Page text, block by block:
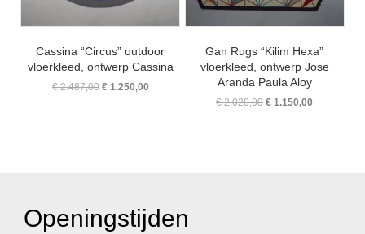
Cassina “Circus” outdoor
vloerkleed, ontwerp Cassina
€2.487,00 Oorspronkelijke
€1.250,00Huidige
Gan Rugs “Kilim Hexa”
vloerkleed, ontwerp Jose
Aranda Paula Aloy
€2.020,00 Oorspronkelijke
€ 1.150,00
Openingstijden